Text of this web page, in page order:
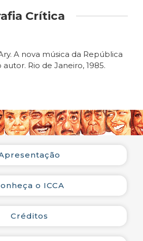
Crítica
A nova música da República
Rio de Janeiro, 1985.
o ICCA
Créditos